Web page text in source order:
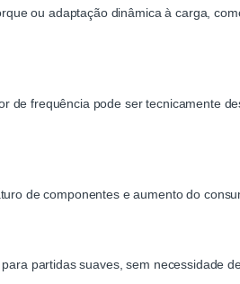
ou adaptação dinâmica à carga,
de frequência pode ser tecnicamente
de componentes e aumento do
partidas suaves, sem necessidade